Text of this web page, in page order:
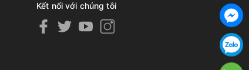
Kết nối với chúng tôi